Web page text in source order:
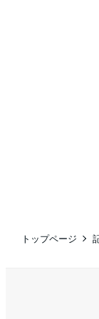
トップページ